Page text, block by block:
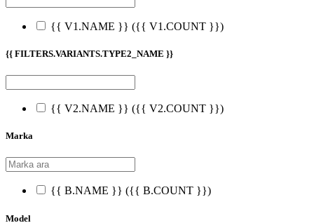
{{ V1.NAME }} ({{ V1.COUNT }})
{{ FILTERS.VARIANTS.TYPE2_NAME }}
{{ V2.NAME }} ({{ V2.COUNT }})
Marka
{{ B.NAME }} ({{ B.COUNT }})
Model